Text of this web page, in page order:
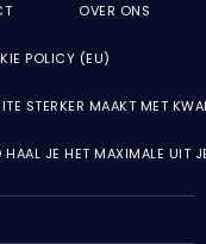
OVER ONS
POLICY (EU)
STERKER MAAKT MET
HAAL JE HET MAXIMALE UIT